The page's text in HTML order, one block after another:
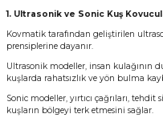
1. Ultrasonik ve Sonic Kuş
Kovmatik tarafından geliştirilen
prensiplerine dayanır.
Ultrasonik modeller, insan kulağının
kuşlarda rahatsızlık ve yön bulma
Sonic modeller, yırtıcı çağrıları,
kuşların bölgeyi terk etmesini sağlar.